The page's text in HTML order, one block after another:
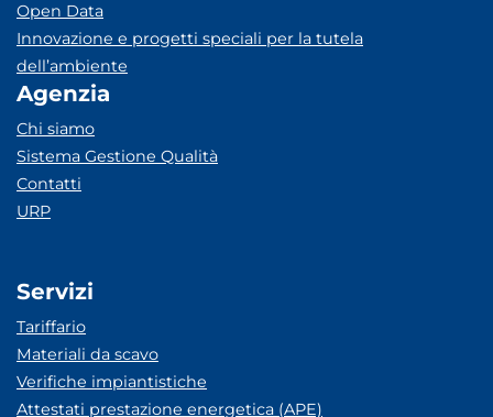
Open Data
Innovazione e progetti speciali per la tutela
dell’ambiente
Agenzia
Chi siamo
Sistema Gestione Qualità
Contatti
URP
Servizi
Tariffario
Materiali da scavo
Verifiche impiantistiche
Attestati prestazione energetica (APE)